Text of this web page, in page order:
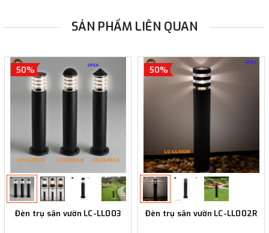
SẢN PHẨM LIÊN QUAN
50%
Đèn trụ sân vườn LC-LL003
50%
Đèn trụ sân vườn LC-LL002R